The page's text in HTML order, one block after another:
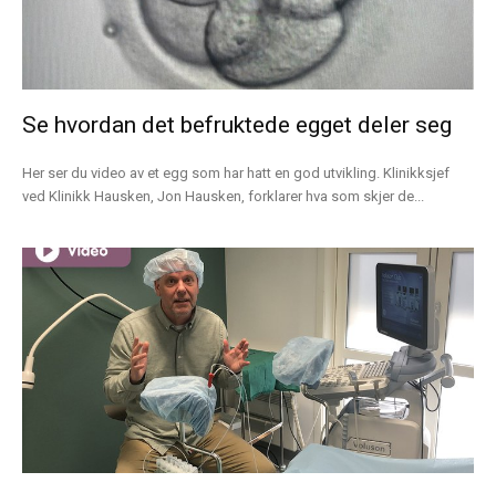
Se hvordan det befruktede egget deler seg
Her ser du video av et egg som har hatt en god utvikling. Klinikksjef
ved Klinikk Hausken, Jon Hausken, forklarer hva som skjer de...